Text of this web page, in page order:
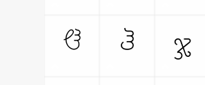
ჯ
ჰ
ჱ